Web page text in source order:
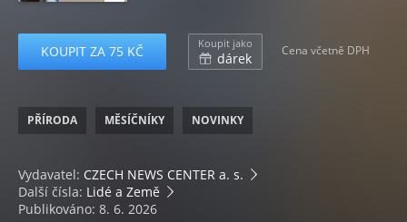
KOUPIT ZA 75 KČ Koupit jako
dárek Cena včetně DPH
PŘÍRODA MĚSÍČNÍKY NOVINKY
Vydavatel: CZECH NEWS CENTER a. s.
Další čísla: Lidé a Země
Publikováno: 8. 6. 2026